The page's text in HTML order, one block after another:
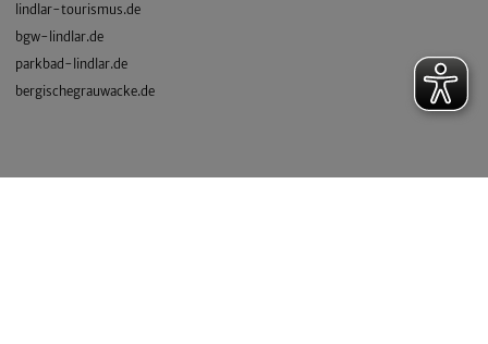
lindlar-tourismus.de
bgw-lindlar.de
parkbad-lindlar.de
bergischegrauwacke.de